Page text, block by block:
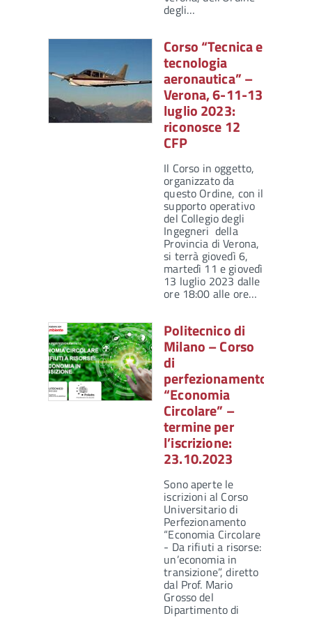
degli…
Corso “Tecnica e
tecnologia
aeronautica” –
Verona, 6-11-13
luglio 2023:
riconosce 12
CFP
Il Corso in oggetto,
organizzato da
questo Ordine, con il
supporto operativo
del Collegio degli
Ingegneri della
Provincia di Verona,
si terrà giovedì 6,
martedì 11 e giovedì
13 luglio 2023 dalle
ore 18:00 alle ore…
Politecnico di
Milano – Corso
di
perfezionamento
“Economia
Circolare” –
termine per
l’iscrizione:
23.10.2023
Sono aperte le
iscrizioni al Corso
Universitario di
Perfezionamento
“Economia Circolare
- Da rifiuti a risorse:
un’economia in
transizione”, diretto
dal Prof. Mario
Grosso del
Dipartimento di